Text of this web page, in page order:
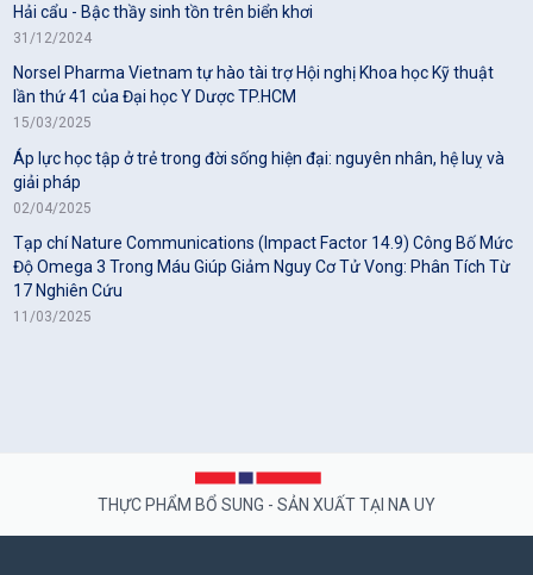
Hải cẩu - Bậc thầy sinh tồn trên biển khơi
31/12/2024
Norsel Pharma Vietnam tự hào tài trợ Hội nghị Khoa học Kỹ thuật
lần thứ 41 của Đại học Y Dược TP.HCM
15/03/2025
Áp lực học tập ở trẻ trong đời sống hiện đại: nguyên nhân, hệ luỵ và
giải pháp
02/04/2025
Tạp chí Nature Communications (Impact Factor 14.9) Công Bố Mức
Độ Omega 3 Trong Máu Giúp Giảm Nguy Cơ Tử Vong: Phân Tích Từ
17 Nghiên Cứu
11/03/2025
THỰC PHẨM BỔ SUNG - SẢN XUẤT TẠI NA UY